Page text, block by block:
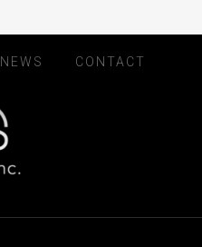
NEWS CONTACT